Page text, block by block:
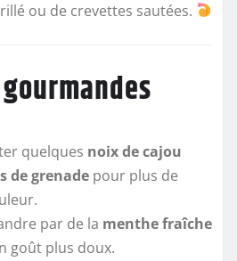
ou de crevettes sautées.
quelques noix de cajou
de grenade pour plus de
par de la menthe fraîche
goût plus doux.